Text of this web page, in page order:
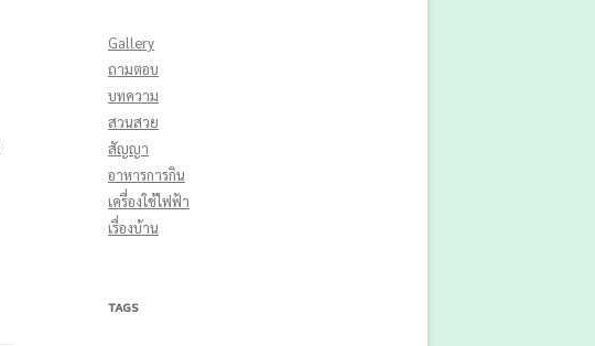
Gallery
ถามตอบ
บทความ
สวนสวย
สัญญา
อาหารการกิน
เครื่องใช้ไฟฟ้า
เรื่องบ้าน
TAGS